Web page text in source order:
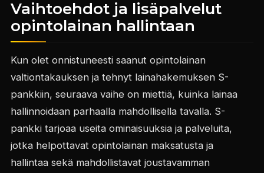
Vaihtoehdot ja lisäpalvelut
opintolainan hallintaan
Kun olet onnistuneesti saanut opintolainan
valtiontakauksen ja tehnyt lainahakemuksen S-
pankkiin, seuraava vaihe on miettiä, kuinka lainaa
hallinnoidaan parhaalla mahdollisella tavalla. S-
pankki tarjoaa useita ominaisuuksia ja palveluita,
jotka helpottavat opintolainan maksatusta ja
hallintaa sekä mahdollistavat joustavamman